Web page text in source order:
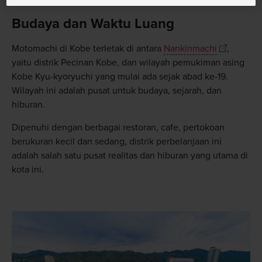
Budaya dan Waktu Luang
Motomachi di Kobe terletak di antara Nankinmachi
,
yaitu distrik Pecinan Kobe, dan wilayah pemukiman asing
Kobe Kyu-kyoryuchi yang mulai ada sejak abad ke-19.
Wilayah ini adalah pusat untuk budaya, sejarah, dan
hiburan.
Dipenuhi dengan berbagai restoran, cafe, pertokoan
berukuran kecil dan sedang, distrik perbelanjaan ini
adalah salah satu pusat realitas dan hiburan yang utama di
kota ini.